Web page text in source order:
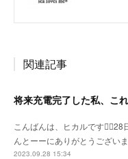
関連記事
将来充電完了した私、こ
こんばんは、ヒカルです
んとーーにありがとうござい
2023.09.28 15:34